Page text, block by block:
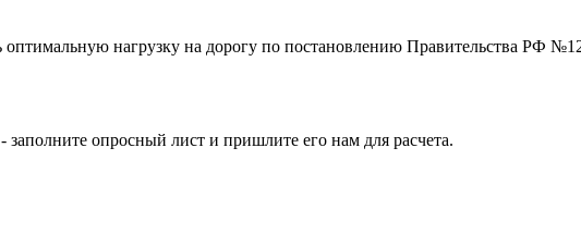
нагрузку на дорогу по постановлению Правительства РФ
опросный лист и пришлите его нам для расчета.